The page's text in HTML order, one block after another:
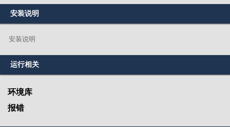
安装说明
安装说明
运行相关
环境库
报错